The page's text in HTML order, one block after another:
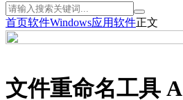
首页软件Windows应用软件正文
文件重命名工具